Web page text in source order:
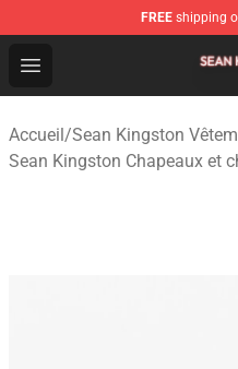
FREE shipping
Open menu
Sean Kingston Shop -
Accueil/Sean Kingston
Sean Kingston Chapeaux et